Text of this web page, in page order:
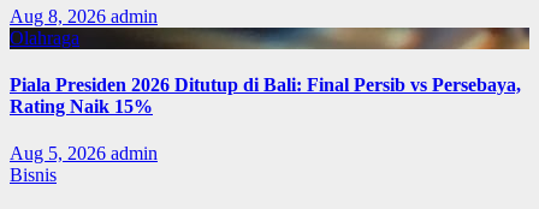
Aug 8, 2026 admin
Olahraga
Piala Presiden 2026 Ditutup di Bali: Final Persib vs Persebaya,
Rating Naik 15%
Aug 5, 2026 admin
Bisnis